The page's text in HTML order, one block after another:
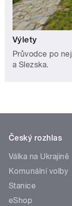
Výlety
Průvodce po
a Slezska.
Český rozhlas
Válka na Ukrajině
Komunální volby
Stanice
eShop